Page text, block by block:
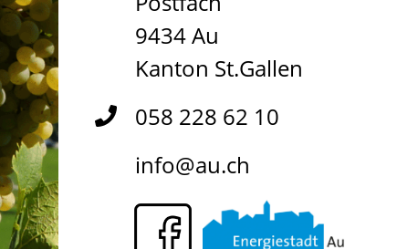
9434 Au
Kanton St.Gallen
058 228 62 10
info@au.ch